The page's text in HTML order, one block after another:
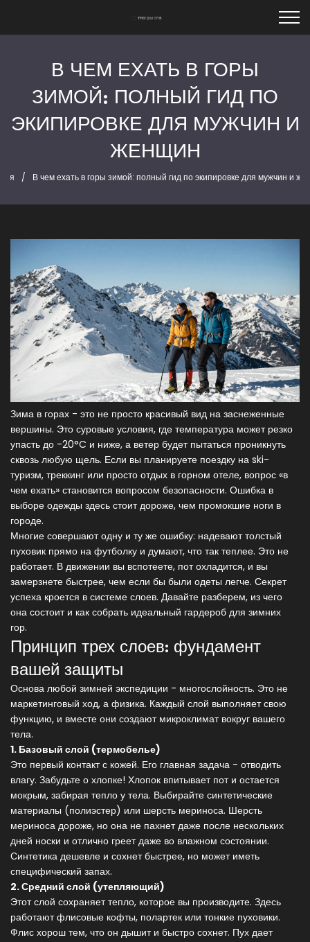
В ЧЕМ ЕХАТЬ В ГОРЫ
ЗИМОЙ: ПОЛНЫЙ ГИД ПО
ЭКИПИРОВКЕ ДЛЯ МУЖЧИН И
ЖЕНЩИН
В чем ехать в горы зимой: полный гид по экипировке для мужчин и
Зима в горах - это не просто красивый вид на заснеженные
вершины. Это суровые условия, где температура может резко
упасть до -20°C и ниже, а ветер будет пытаться проникнуть
сквозь любую щель. Если вы планируете поездку на ski-
туризм, треккинг или просто отдых в горном отеле, вопрос «в
чем ехать» становится вопросом безопасности. Ошибка в
выборе одежды здесь стоит дороже, чем промокшие ноги в
городе.
Многие совершают одну и ту же ошибку: надевают толстый
пуховик прямо на футболку и думают, что так теплее. Это не
работает. В движении вы вспотеете, пот охладится, и вы
замерзнете быстрее, чем если бы были одеты легче. Секрет
успеха кроется в системе слоев. Давайте разберем, из чего
она состоит и как собрать идеальный гардероб для зимних
гор.
Принцип трех слоев: фундамент
вашей защиты
Основа любой зимней экспедиции - многослойность. Это не
маркетинговый ход, а физика. Каждый слой выполняет свою
функцию, и вместе они создают микроклимат вокруг вашего
тела.
1. Базовый слой (термобелье)
Это первый контакт с кожей. Его главная задача - отводить
влагу. Забудьте о хлопке! Хлопок впитывает пот и остается
мокрым, забирая тепло у тела. Выбирайте синтетические
материалы (полиэстер) или шерсть мериноса. Шерсть
мериноса дороже, но она не пахнет даже после нескольких
дней носки и отлично греет даже во влажном состоянии.
Синтетика дешевле и сохнет быстрее, но может иметь
специфический запах.
2. Средний слой (утепляющий)
Этот слой сохраняет тепло, которое вы производите. Здесь
работают флисовые кофты, полартек или тонкие пуховики.
Флис хорош тем, что он дышит и быстро сохнет. Пух дает